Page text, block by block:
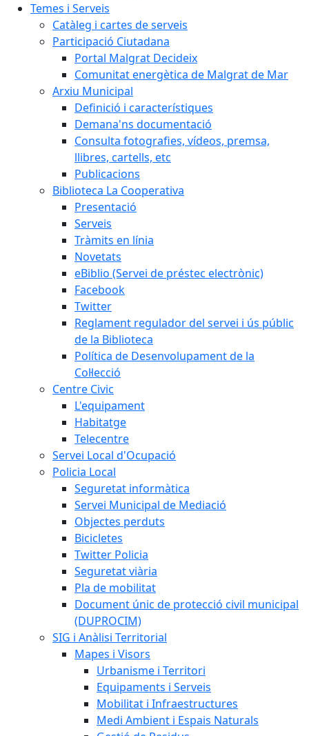
Temes i Serveis
Catàleg i cartes de serveis
Participació Ciutadana
Portal Malgrat Decideix
Comunitat energètica de Malgrat de Mar
Arxiu Municipal
Definició i característiques
Demana'ns documentació
Consulta fotografies, vídeos, premsa,
llibres, cartells, etc
Publicacions
Biblioteca La Cooperativa
Presentació
Serveis
Tràmits en línia
Novetats
eBiblio (Servei de préstec electrònic)
Facebook
Twitter
Reglament regulador del servei i ús públic
de la Biblioteca
Política de Desenvolupament de la
Col·lecció
Centre Civic
L'equipament
Habitatge
Telecentre
Servei Local d'Ocupació
Policia Local
Seguretat informàtica
Servei Municipal de Mediació
Objectes perduts
Bicicletes
Twitter Policia
Seguretat viària
Pla de mobilitat
Document únic de protecció civil municipal
(DUPROCIM)
SIG i Anàlisi Territorial
Mapes i Visors
Urbanisme i Territori
Equipaments i Serveis
Mobilitat i Infraestructures
Medi Ambient i Espais Naturals